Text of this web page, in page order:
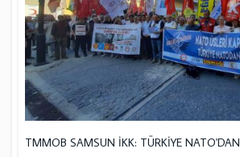
TMMOB SAMSUN İKK: TÜRKİYE